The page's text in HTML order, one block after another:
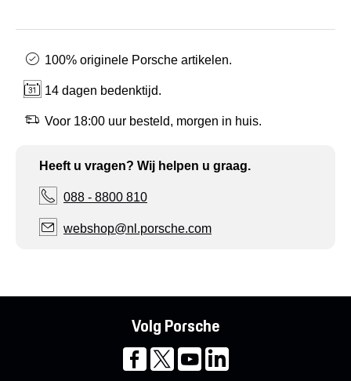
100% originele Porsche artikelen.
14 dagen bedenktijd.
Voor 18:00 uur besteld, morgen in huis.
Heeft u vragen? Wij helpen u graag.
088 - 8800 810
webshop@nl.porsche.com
Volg Porsche